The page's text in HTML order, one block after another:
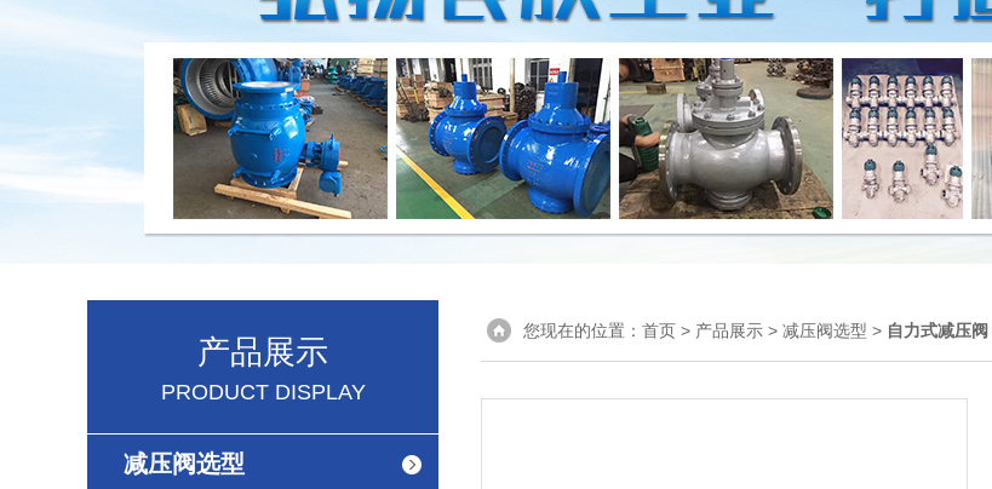
产品展示
PRODUCT DISPLAY
减压阀选型
您现在的位置： 首页 > 产品展示 > 减压阀选型 > 自力式减压阀